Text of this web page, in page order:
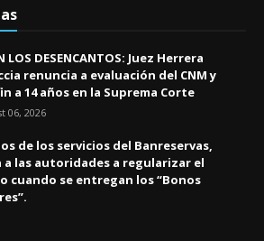
LOS DESENCANTOS: Juez Herrera
renuncia a evaluación del CNM y
a 14 años en la Suprema Corte
06, 2026
de los servicios del Banreservas,
a las autoridades a regularizar el
cuando se entregan los “Bonos